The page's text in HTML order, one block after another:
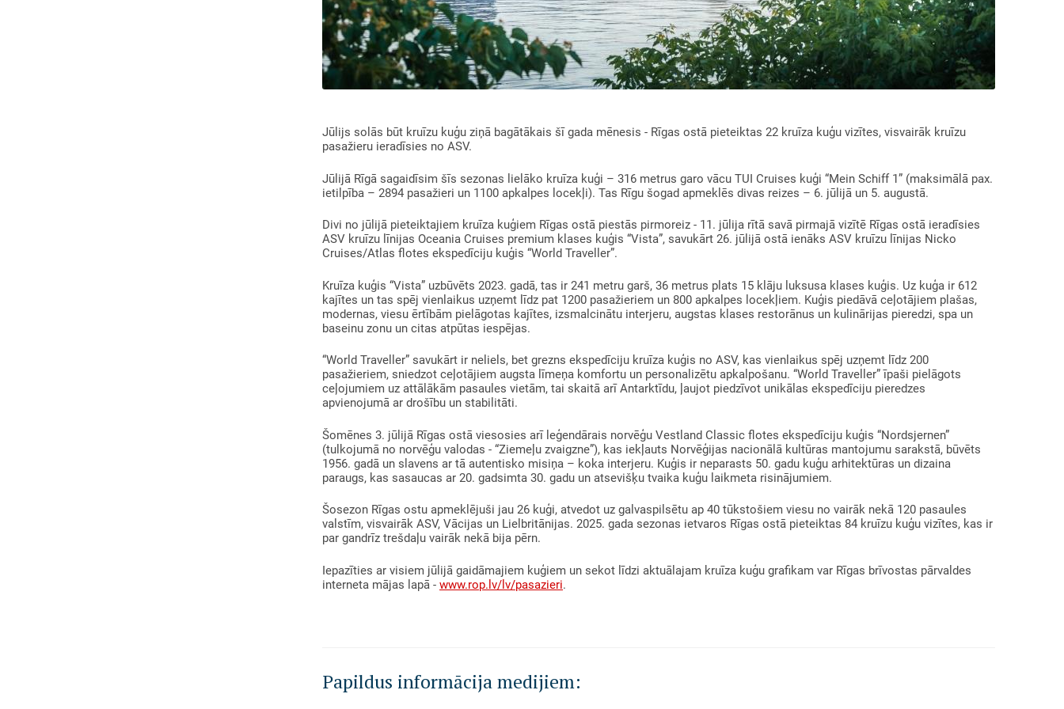
Jūlijs solās būt kruīzu kuģu ziņā bagātākais šī gada mēnesis - Rīgas ostā pieteiktas 22 kruīza kuģu vizītes, visvairāk kruīzu
pasažieru ieradīsies no ASV.
Jūlijā Rīgā sagaidīsim šīs sezonas lielāko kruīza kuģi – 316 metrus garo vācu TUI Cruises kuģi “Mein Schiff 1” (maksimālā pax.
ietilpība – 2894 pasažieri un 1100 apkalpes locekļi). Tas Rīgu šogad apmeklēs divas reizes – 6. jūlijā un 5. augustā.
Divi no jūlijā pieteiktajiem kruīza kuģiem Rīgas ostā piestās pirmoreiz - 11. jūlija rītā savā pirmajā vizītē Rīgas ostā ieradīsies
ASV kruīzu līnijas Oceania Cruises premium klases kuģis “Vista”, savukārt 26. jūlijā ostā ienāks ASV kruīzu līnijas Nicko
Cruises/Atlas flotes ekspedīciju kuģis “World Traveller”.
Kruīza kuģis “Vista” uzbūvēts 2023. gadā, tas ir 241 metru garš, 36 metrus plats 15 klāju luksusa klases kuģis. Uz kuģa ir 612
kajītes un tas spēj vienlaikus uzņemt līdz pat 1200 pasažieriem un 800 apkalpes locekļiem. Kuģis piedāvā ceļotājiem plašas,
modernas, viesu ērtībām pielāgotas kajītes, izsmalcinātu interjeru, augstas klases restorānus un kulinārijas pieredzi, spa un
baseinu zonu un citas atpūtas iespējas.
“World Traveller” savukārt ir neliels, bet grezns ekspedīciju kruīza kuģis no ASV, kas vienlaikus spēj uzņemt līdz 200
pasažieriem, sniedzot ceļotājiem augsta līmeņa komfortu un personalizētu apkalpošanu. “World Traveller” īpaši pielāgots
ceļojumiem uz attālākām pasaules vietām, tai skaitā arī Antarktīdu, ļaujot piedzīvot unikālas ekspedīciju pieredzes
apvienojumā ar drošību un stabilitāti.
Šomēnes 3. jūlijā Rīgas ostā viesosies arī leģendārais norvēģu Vestland Classic flotes ekspedīciju kuģis “Nordsjernen”
(tulkojumā no norvēģu valodas - “Ziemeļu zvaigzne”), kas iekļauts Norvēģijas nacionālā kultūras mantojumu sarakstā, būvēts
1956. gadā un slavens ar tā autentisko misiņa – koka interjeru. Kuģis ir neparasts 50. gadu kuģu arhitektūras un dizaina
paraugs, kas sasaucas ar 20. gadsimta 30. gadu un atsevišķu tvaika kuģu laikmeta risinājumiem.
Šosezon Rīgas ostu apmeklējuši jau 26 kuģi, atvedot uz galvaspilsētu ap 40 tūkstošiem viesu no vairāk nekā 120 pasaules
valstīm, visvairāk ASV, Vācijas un Lielbritānijas. 2025. gada sezonas ietvaros Rīgas ostā pieteiktas 84 kruīzu kuģu vizītes, kas ir
par gandrīz trešdaļu vairāk nekā bija pērn.
Iepazīties ar visiem jūlijā gaidāmajiem kuģiem un sekot līdzi aktuālajam kruīza kuģu grafikam var Rīgas brīvostas pārvaldes
interneta mājas lapā - www.rop.lv/lv/pasazieri.
Papildus informācija medijiem: